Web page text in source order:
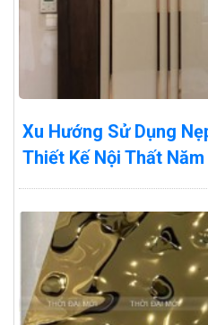
Xu Hướng Sử Dụng
Thiết Kế Nội Thất